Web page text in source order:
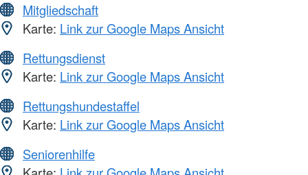
Mitgliedschaft
Karte: Link zur Google Maps Ansicht
Rettungsdienst
Karte: Link zur Google Maps Ansicht
Rettungshundestaffel
Karte: Link zur Google Maps Ansicht
Seniorenhilfe